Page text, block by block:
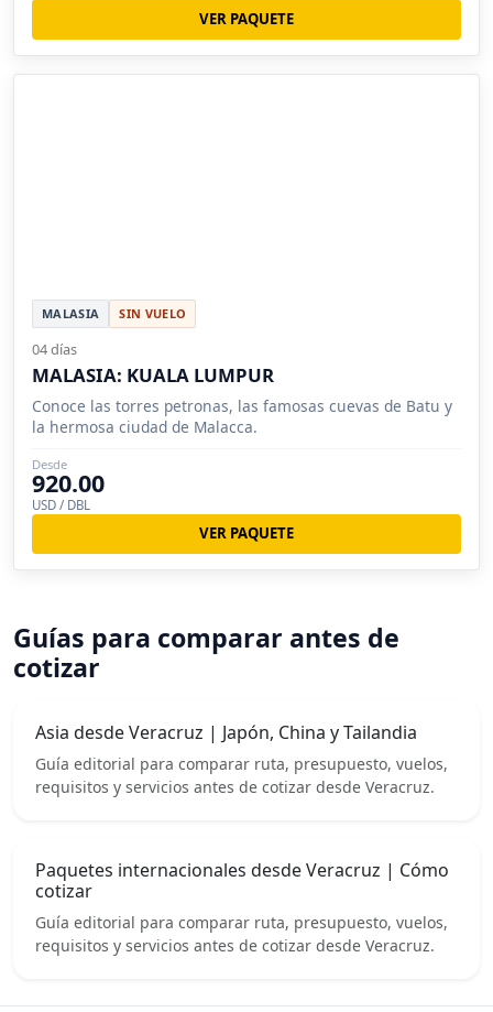
VER PAQUETE
MALASIA SIN VUELO
04 días
MALASIA: KUALA LUMPUR
Conoce las torres petronas, las famosas cuevas de Batu y
la hermosa ciudad de Malacca.
Desde
920.00
USD / DBL
VER PAQUETE
Guías para comparar antes de
cotizar
Asia desde Veracruz | Japón, China y Tailandia
Guía editorial para comparar ruta, presupuesto, vuelos,
requisitos y servicios antes de cotizar desde Veracruz.
Paquetes internacionales desde Veracruz | Cómo
cotizar
Guía editorial para comparar ruta, presupuesto, vuelos,
requisitos y servicios antes de cotizar desde Veracruz.